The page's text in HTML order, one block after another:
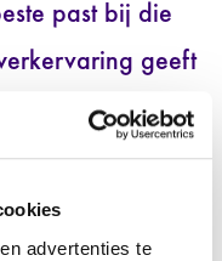
advertenties te
past bij die
geeft
klant ook weer
zetten. Naar
een
doelen.